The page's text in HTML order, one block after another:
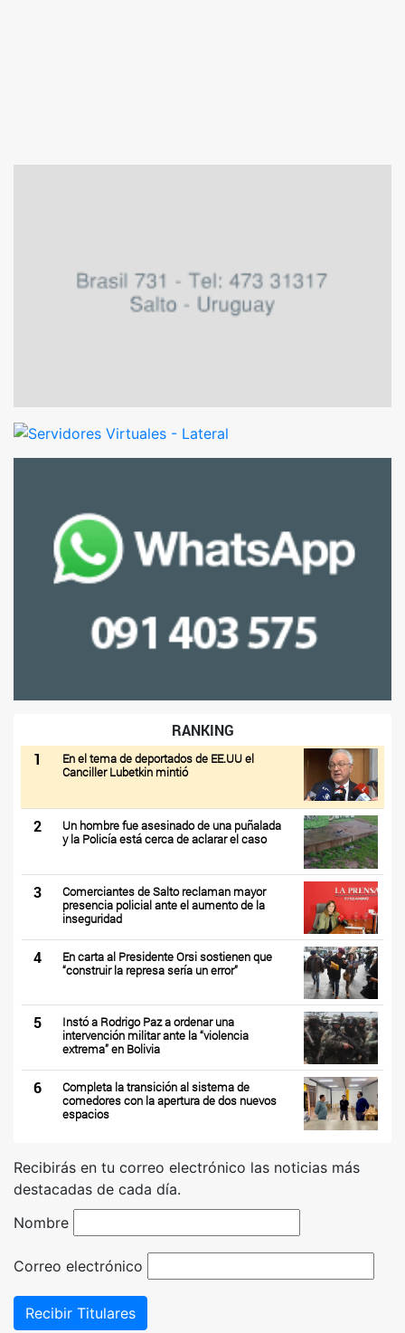
RANKING
1
En el tema de deportados de EE.UU el
Canciller Lubetkin mintió
2
Un hombre fue asesinado de una puñalada
y la Policía está cerca de aclarar el caso
3
Comerciantes de Salto reclaman mayor
presencia policial ante el aumento de la
inseguridad
4
En carta al Presidente Orsi sostienen que
“construir la represa sería un error”
5
Instó a Rodrigo Paz a ordenar una
intervención militar ante la “violencia
extrema” en Bolivia
6
Completa la transición al sistema de
comedores con la apertura de dos nuevos
espacios
Recibirás en tu correo electrónico las noticias más
destacadas de cada día.
Nombre
Correo electrónico
Recibir Titulares